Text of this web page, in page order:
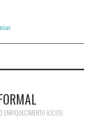
O ENRIQUECIMENTO ILÍCITO